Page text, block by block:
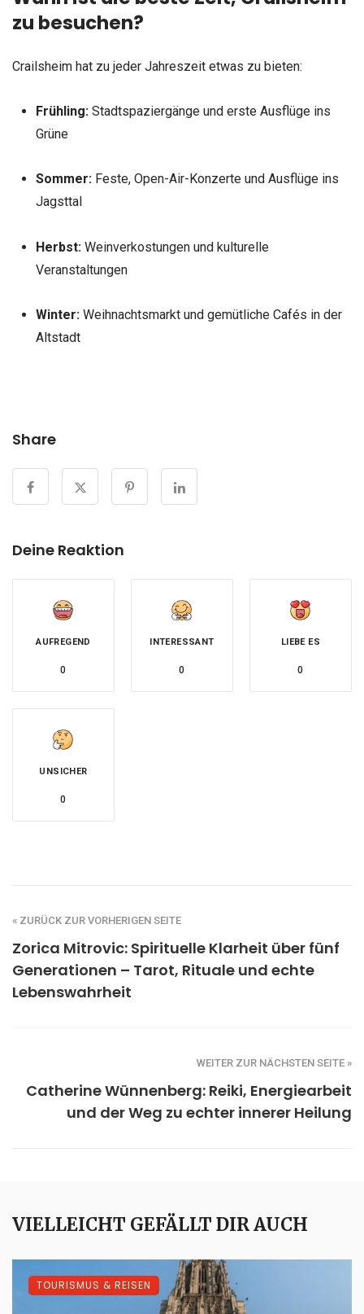
zu besuchen?
Crailsheim hat zu jeder Jahreszeit etwas zu bieten:
Frühling:Stadtspaziergänge und erste Ausflüge ins
Grüne
Sommer:Feste, Open-Air-Konzerte und Ausflüge ins
Jagsttal
Herbst:Weinverkostungen und kulturelle
Veranstaltungen
Winter:Weihnachtsmarkt und gemütliche Cafés in der
Altstadt
Share
Deine Reaktion
AUFREGEND
0
INTERESSANT
0
LIEBE ES
0
UNSICHER
0
« ZURÜCK ZUR VORHERIGEN SEITE
Zorica Mitrovic: Spirituelle Klarheit über fünf
Generationen – Tarot, Rituale und echte
Lebenswahrheit
WEITER ZUR NÄCHSTEN SEITE »
Catherine Wünnenberg: Reiki, Energiearbeit
und der Weg zu echter innerer Heilung
VIELLEICHT GEFÄLLT DIR AUCH
TOURISMUS & REISEN